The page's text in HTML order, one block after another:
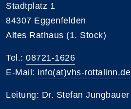
Stadtplatz 1
84307 Eggenfelden
Altes Rathaus (1. Stock)
Tel.: 08721-1626
E-Mail: info(at)vhs-rottalinn.de
Leitung: Dr. Stefan Jungbauer